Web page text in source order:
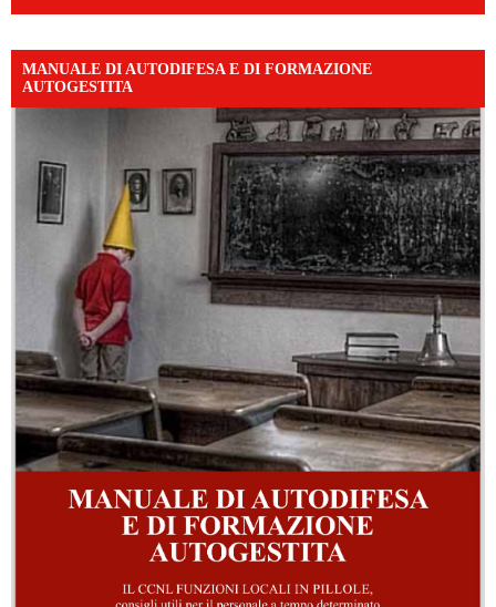
MANUALE DI AUTODIFESA E DI FORMAZIONE
AUTOGESTITA